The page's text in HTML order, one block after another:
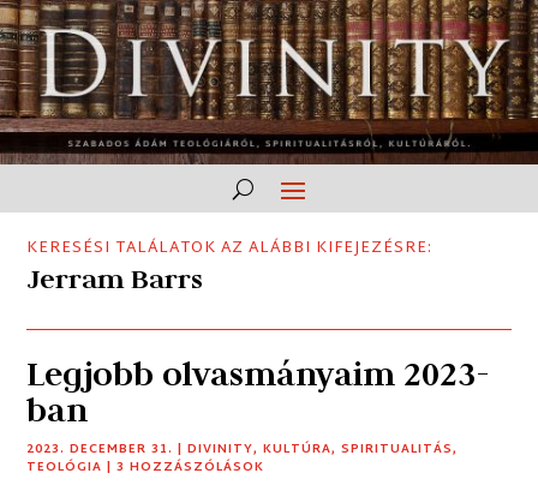
KERESÉSI TALÁLATOK AZ ALÁBBI KIFEJEZÉSRE:
Jerram Barrs
Legjobb olvasmányaim 2023-
ban
2023. DECEMBER 31. |DIVINITY,KULTÚRA,SPIRITUALITÁS,
TEOLÓGIA | 3 HOZZÁSZÓLÁSOK